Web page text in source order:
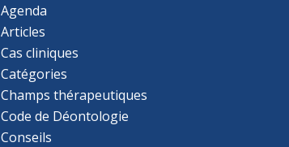
Agenda
Articles
Cas cliniques
Catégories
Champs thérapeutiques
Code de Déontologie
Conseils